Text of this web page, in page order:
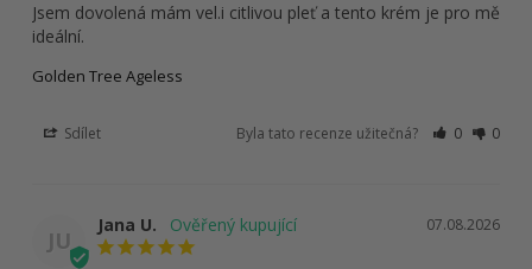
Jsem dovolená mám vel.i citlivou pleť a tento krém je pro mě
ideální.
Golden Tree Ageless
Sdílet Byla tato recenze užitečná? 0 0
JU
07.08.2026
Jana U.